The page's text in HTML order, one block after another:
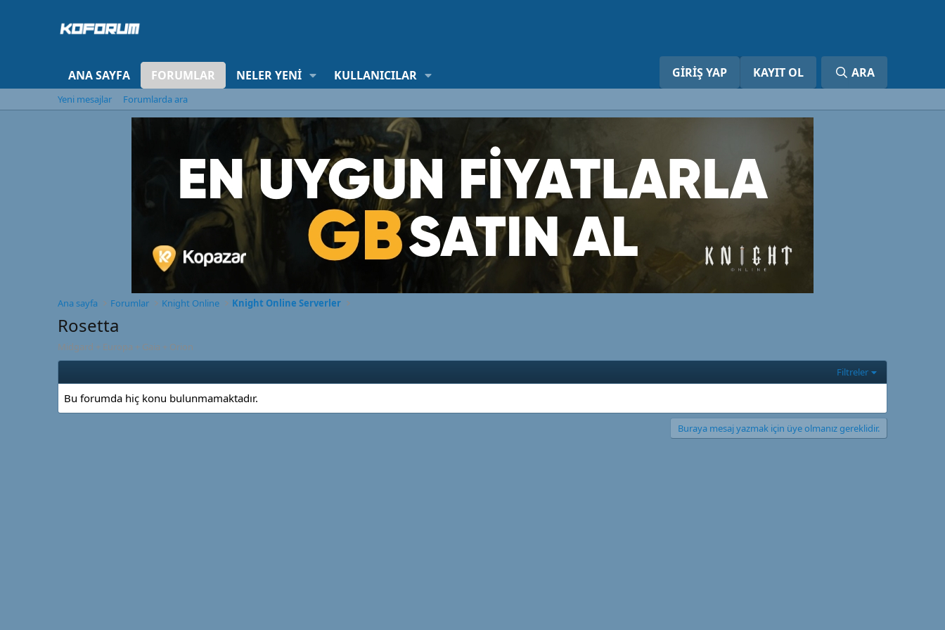
ANA SAYFA FORUMLAR NELER YENI KULLANICILAR GIRIŞ YAP KAYIT OL ARA
Yeni mesajlar Forumlarda ara
Ana sayfa Forumlar Knight Online Knight Online Serverler
Rosetta
Midgard + Europa + Gaia + Orion
Filtreler
Bu forumda hiç konu bulunmamaktadır.
Buraya mesaj yazmak için üye olmanız gereklidir.